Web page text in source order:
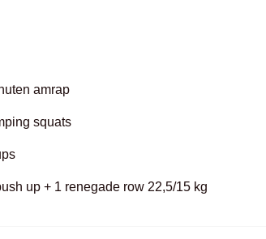
amrap
squats
up + 1 renegade row 22,5/15 kg